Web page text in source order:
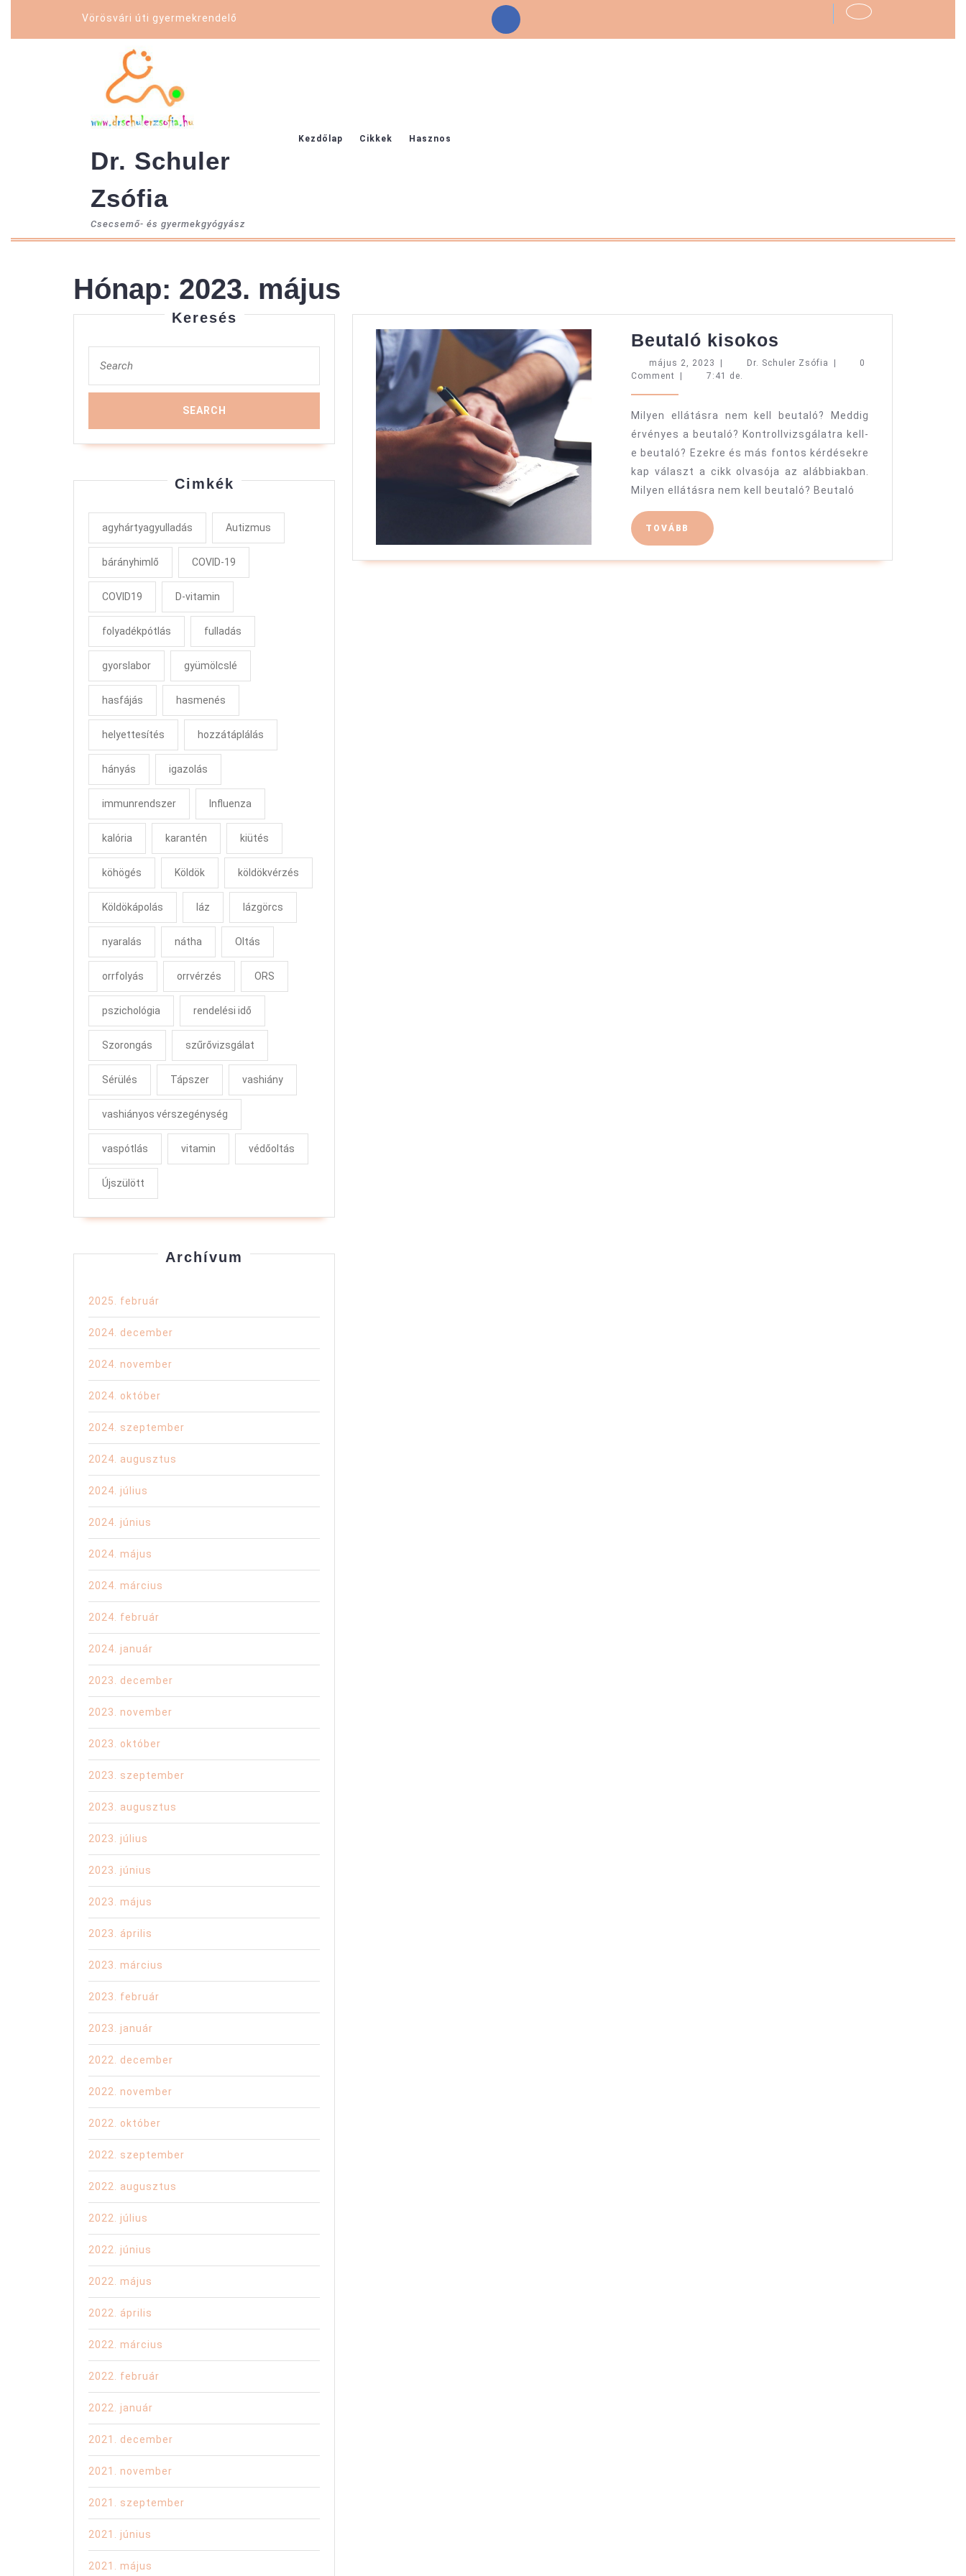
content
Vörösvári úti gyermekrendelő
Facebook
Dr. Schuler
Zsófia
Csecsemő- és gyermekgyógyász
Kezdőlap Cikkek Hasznos
Hónap: 2023. május
Keresés
for:
Cimkék
agyhártyagyulladás Autizmus
bárányhimlő COVID-19
COVID19 D-vitamin
folyadékpótlás fulladás
gyorslabor gyümölcslé
hasfájás hasmenés
helyettesítés hozzátáplálás
hányás igazolás
immunrendszer Influenza
kalória karantén kiütés
köhögés Köldök köldökvérzés
Köldökápolás láz lázgörcs
nyaralás nátha Oltás
orrfolyás orrvérzés ORS
pszichológia rendelési idő
Szorongás szűrővizsgálat
Sérülés Tápszer vashiány
vashiányos vérszegénység
vaspótlás vitamin védőoltás
Újszülött
Archívum
2025. február
2024. december
2024. november
2024. október
2024. szeptember
2024. augusztus
2024. július
2024. június
2024. május
2024. március
2024. február
2024. január
2023. december
2023. november
2023. október
2023. szeptember
2023. augusztus
2023. július
2023. június
2023. május
2023. április
2023. március
2023. február
2023. január
2022. december
2022. november
2022. október
2022. szeptember
2022. augusztus
2022. július
2022. június
2022. május
2022. április
2022. március
2022. február
2022. január
2021. december
2021. november
2021. szeptember
2021. június
2021. május
Beutaló kisokos
kisokos
május 2, 2023 május
2,
Dr. Schuler Zsófia Dr.
0
Comment
7:41 de.
Milyen ellátásra nem kell beutaló? Meddig
érvényes a beutaló? Kontrollvizsgálatra kell-
e beutaló? Ezekre és más fontos kérdésekre
kap választ a cikk olvasója az alábbiakban.
Milyen ellátásra nem kell beutaló? Beutaló
TOVÁBB TOVÁBB